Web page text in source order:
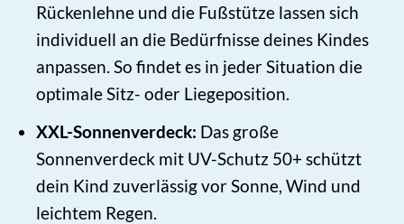
Rückenlehne und die Fußstütze lassen sich
individuell an die Bedürfnisse deines Kindes
anpassen. So findet es in jeder Situation die
optimale Sitz- oder Liegeposition.
XXL-Sonnenverdeck: Das große
Sonnenverdeck mit UV-Schutz 50+ schützt
dein Kind zuverlässig vor Sonne, Wind und
leichtem Regen.